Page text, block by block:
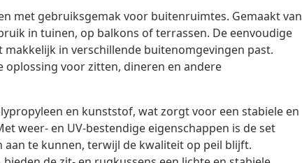
met gebruiksgemak voor buitenruimtes. Gemaakt van
in tuinen, op balkons of terrassen. De eenvoudige
in verschillende buitenomgevingen past.
voor zitten, dineren en andere
en kunststof, wat zorgt voor een stabiele en
weer- en UV-bestendige eigenschappen is de set
te kunnen, terwijl de kwaliteit op peil blijft.